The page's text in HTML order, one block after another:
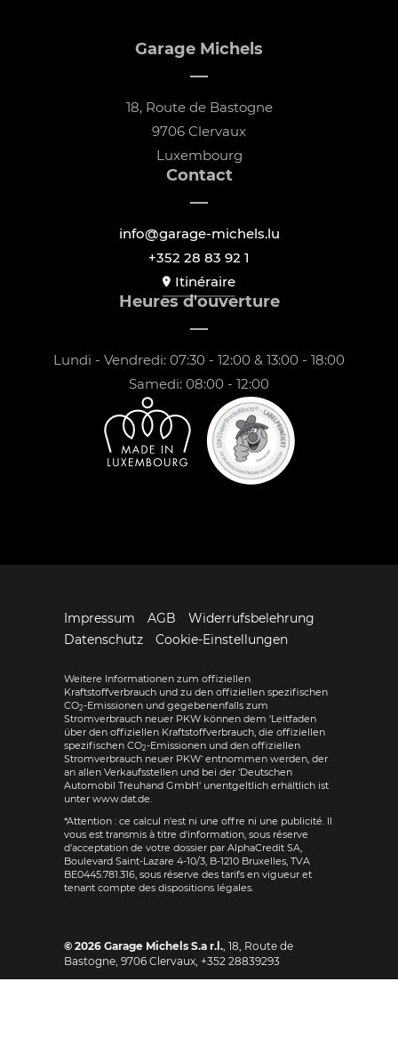
Garage Michels
18, Route de Bastogne
9706 Clervaux
Luxembourg
Contact
info@garage-michels.lu
+352 28 83 92 1
Itinéraire
Heures d'ouverture
Lundi - Vendredi: 07:30 - 12:00 & 13:00 - 18:00
Samedi: 08:00 - 12:00
Impressum AGB
Widerrufsbelehrung
Datenschutz
Cookie-Einstellungen
Weitere Informationen zum offiziellen
Kraftstoffverbrauch und zu den offiziellen spezifischen
CO2-Emissionen und gegebenenfalls zum
Stromverbrauch neuer PKW können dem 'Leitfaden
über den offiziellen Kraftstoffverbrauch, die offiziellen
spezifischen CO2-Emissionen und den offiziellen
Stromverbrauch neuer PKW' entnommen werden, der
an allen Verkaufsstellen und bei der 'Deutschen
Automobil Treuhand GmbH' unentgeltlich erhältlich ist
unter www.dat.de.
*Attention : ce calcul n'est ni une offre ni une publicité. Il
vous est transmis à titre d'information, sous réserve
d'acceptation de votre dossier par AlphaCredit SA,
Boulevard Saint-Lazare 4-10/3, B-1210 Bruxelles, TVA
BE0445.781.316, sous réserve des tarifs en vigueur et
tenant compte des dispositions légales.
© 2026 Garage Michels S.a r.l. 18, Route de
Bastogne 9706 Clervaux, +352 28839293